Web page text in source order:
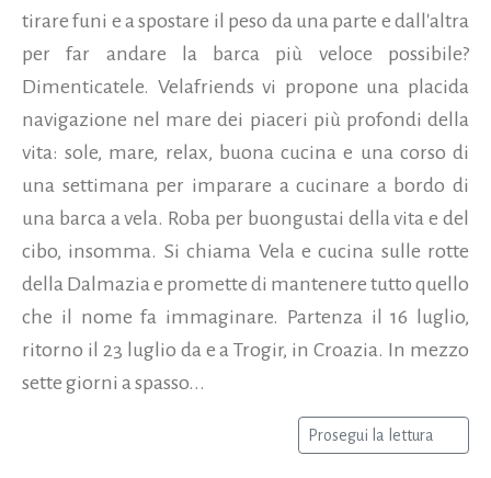
tirare funi e a spostare il peso da una parte e dall'altra
per far andare la barca più veloce possibile?
Dimenticatele. Velafriends vi propone una placida
navigazione nel mare dei piaceri più profondi della
vita: sole, mare, relax, buona cucina e una corso di
una settimana per imparare a cucinare a bordo di
una barca a vela. Roba per buongustai della vita e del
cibo, insomma. Si chiama Vela e cucina sulle rotte
della Dalmazia e promette di mantenere tutto quello
che il nome fa immaginare. Partenza il 16 luglio,
ritorno il 23 luglio da e a Trogir, in Croazia. In mezzo
sette giorni a spasso...
Prosegui la lettura